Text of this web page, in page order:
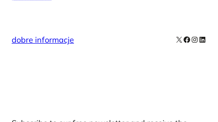
dobre informacje X Facebook